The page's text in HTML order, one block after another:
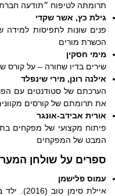
תרומתה לטיפוח ״תודעה
גילת כץ, אשר שקדי
פנים שונות לתפיסות
הכשרת מורים
מימי חסקין
שירים בדיו שחורה – על קורס
אילנה רונן, מירי שינפלד
הערכתם של סטודנטים עם
את תרומתם של קורסים
אורית אבידב-אונגר
פיתוח מקצועי של מפקחים
המבט של המפקחים
ספרים על שולחן
עמוס פלישמן
איילת